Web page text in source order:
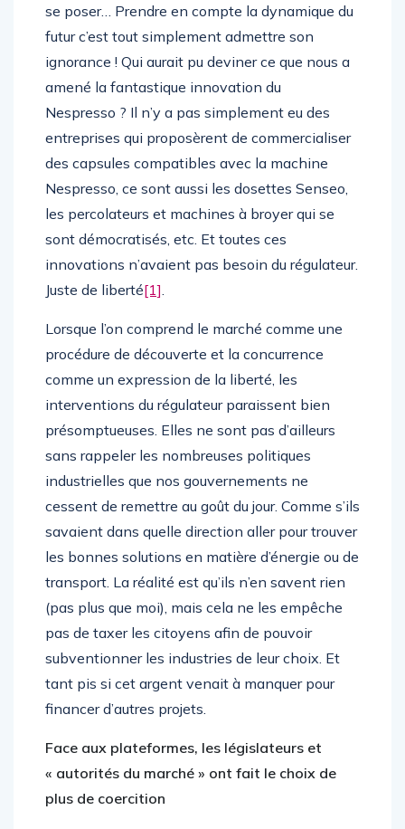
se poser… Prendre en compte la dynamique du
futur c’est tout simplement admettre son
ignorance ! Qui aurait pu deviner ce que nous a
amené la fantastique innovation du
Nespresso ? Il n’y a pas simplement eu des
entreprises qui proposèrent de commercialiser
des capsules compatibles avec la machine
Nespresso, ce sont aussi les dosettes Senseo,
les percolateurs et machines à broyer qui se
sont démocratisés, etc. Et toutes ces
innovations n’avaient pas besoin du régulateur.
Juste de liberté[1].
Lorsque l’on comprend le marché comme une
procédure de découverte et la concurrence
comme un expression de la liberté, les
interventions du régulateur paraissent bien
présomptueuses. Elles ne sont pas d’ailleurs
sans rappeler les nombreuses politiques
industrielles que nos gouvernements ne
cessent de remettre au goût du jour. Comme s’ils
savaient dans quelle direction aller pour trouver
les bonnes solutions en matière d’énergie ou de
transport. La réalité est qu’ils n’en savent rien
(pas plus que moi), mais cela ne les empêche
pas de taxer les citoyens afin de pouvoir
subventionner les industries de leur choix. Et
tant pis si cet argent venait à manquer pour
financer d’autres projets.
Face aux plateformes, les législateurs et
« autorités du marché » ont fait le choix de
plus de coercition